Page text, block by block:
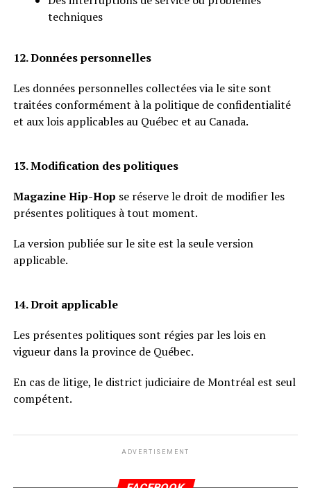
techniques
12. Données personnelles
Les données personnelles collectées via le site sont
traitées conformément à la politique de confidentialité
et aux lois applicables au Québec et au Canada.
13. Modification des politiques
Magazine Hip-Hop se réserve le droit de modifier les
présentes politiques à tout moment.
La version publiée sur le site est la seule version
applicable.
14. Droit applicable
Les présentes politiques sont régies par les lois en
vigueur dans la province de Québec.
En cas de litige, le district judiciaire de Montréal est seul
compétent.
ADVERTISEMENT